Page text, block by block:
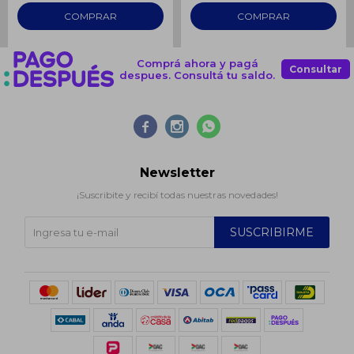
Comprá ahora y pagá
despues. Consultá tu saldo.
Consultar
  
Newsletter
¡Suscribite y recibí todas nuestras novedades!
SUSCRIBIRME